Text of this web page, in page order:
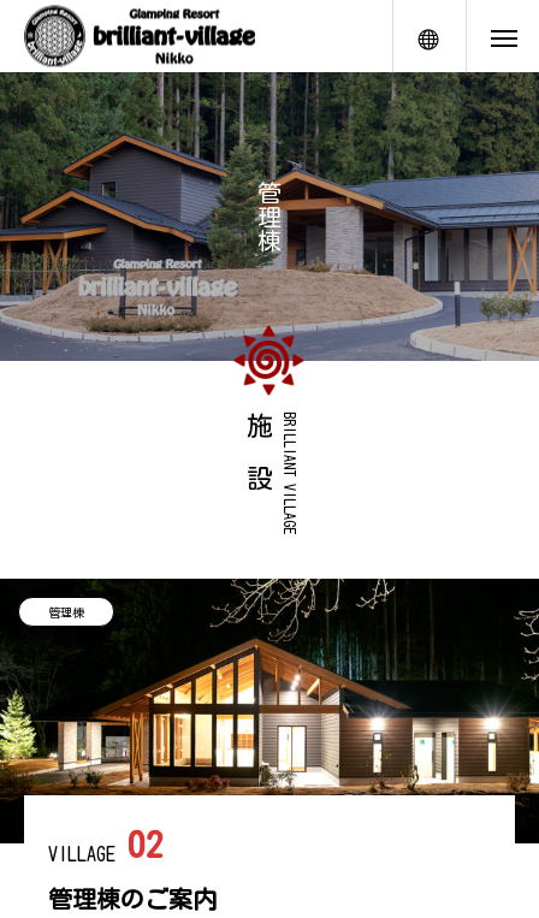
メニュー
管
理
棟
BRILLIANT VILLAGE
施 設
管理棟
VILLAGE 02
管理棟のご案内